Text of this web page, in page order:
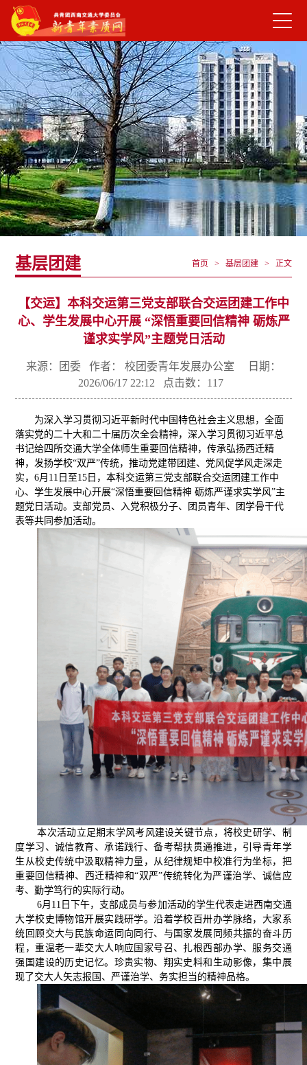
基层团建 首页 > 基层团建 > 正文
【交运】本科交运第三党支部联合交运团建工作中
心、学生发展中心开展 “深悟重要回信精神 砺炼严
谨求实学风”主题党日活动
来源：团委 作者： 校团委青年发展办公室 日期：
2026/06/17 22:12 点击数： 117
为深入学习贯彻习近平新时代中国特色社会主义思想，全面
落实党的二十大和二十届历次全会精神，深入学习贯彻习近平总
书记给四所交通大学全体师生重要回信精神，传承弘扬西迁精
神，发扬学校“双严”传统，推动党建带团建、党风促学风走深走
实，6月11日至15日，本科交运第三党支部联合交运团建工作中
心、学生发展中心开展“深悟重要回信精神 砺炼严谨求实学风”主
题党日活动。支部党员、入党积极分子、团员青年、团学骨干代
表等共同参加活动。
本次活动立足期末学风考风建设关键节点，将校史研学、制
度学习、诚信教育、承诺践行、备考帮扶贯通推进，引导青年学
生从校史传统中汲取精神力量，从纪律规矩中校准行为坐标，把
重要回信精神、西迁精神和“双严”传统转化为严谨治学、诚信应
考、勤学笃行的实际行动。
6月11日下午，支部成员与参加活动的学生代表走进西南交通
大学校史博物馆开展实践研学。沿着学校百卅办学脉络，大家系
统回顾交大与民族命运同向同行、与国家发展同频共振的奋斗历
程，重温老一辈交大人响应国家号召、扎根西部办学、服务交通
强国建设的历史记忆。珍贵实物、翔实史料和生动影像，集中展
现了交大人矢志报国、严谨治学、务实担当的精神品格。